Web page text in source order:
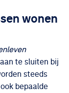
wonen
te sluiten bij
steeds
bepaalde